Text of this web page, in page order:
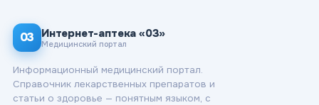
03 Интернет-аптека «03»
Медицинский портал
Информационный медицинский портал.
Справочник лекарственных препаратов и
статьи о здоровье — понятным языком, с